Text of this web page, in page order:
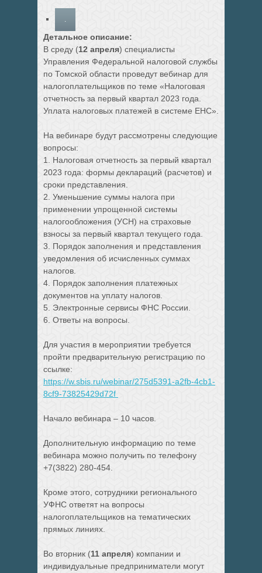
.
Детальное описание:
В среду (12 апреля) специалисты
Управления Федеральной налоговой службы
по Томской области проведут вебинар для
налогоплательщиков по теме «Налоговая
отчетность за первый квартал 2023 года.
Уплата налоговых платежей в системе ЕНС».
На вебинаре будут рассмотрены следующие
вопросы:
1. Налоговая отчетность за первый квартал
2023 года: формы деклараций (расчетов) и
сроки представления.
2. Уменьшение суммы налога при
применении упрощенной системы
налогообложения (УСН) на страховые
взносы за первый квартал текущего года.
3. Порядок заполнения и представления
уведомления об исчисленных суммах
налогов.
4. Порядок заполнения платежных
документов на уплату налогов.
5. Электронные сервисы ФНС России.
6. Ответы на вопросы.
Для участия в мероприятии требуется
пройти предварительную регистрацию по
ссылке:
https://w.sbis.ru/webinar/275d5391-a2fb-4cb1-
8cf9-73825429d72f
Начало вебинара – 10 часов.
Дополнительную информацию по теме
вебинара можно получить по телефону
+7(3822) 280-454.
Кроме этого, сотрудники регионального
УФНС ответят на вопросы
налогоплательщиков на тематических
прямых линиях.
Во вторник (11 апреля) компании и
индивидуальные предприниматели могут